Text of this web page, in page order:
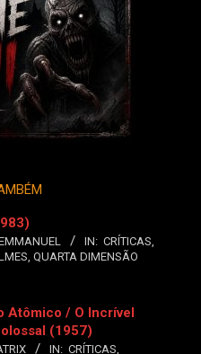
IN: CRÍTICAS
QUARTA DIMENSÃO
Atômico / O Incrível
(1957)
IN: CRÍTICAS